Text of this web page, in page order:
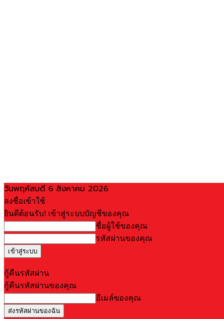
วันพฤหัสบดี 6 สิงหาคม 2026
ลงชื่อเข้าใช้
ยินดีต้อนรับ! เข้าสู่ระบบบัญชีของคุณ
ชื่อผู้ใช้ของคุณ
รหัสผ่านของคุณ
กู้คืนรหัสผ่าน
กู้คืนรหัสผ่านของคุณ
อีเมล์ของคุณ